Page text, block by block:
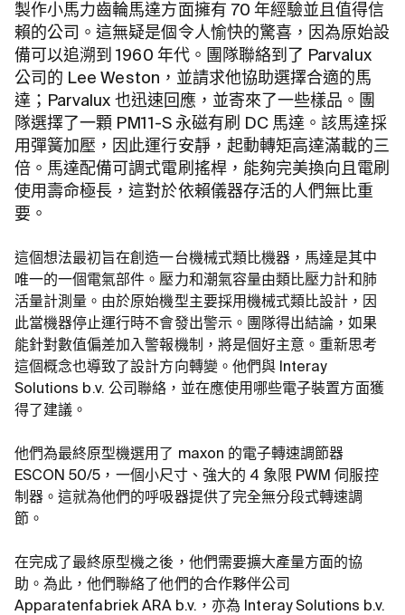
製作小馬力齒輪馬達方面擁有 70 年經驗並且值得信
賴的公司。這無疑是個令人愉快的驚喜，因為原始設
備可以追溯到 1960 年代。團隊聯絡到了 Parvalux
公司的 Lee Weston，並請求他協助選擇合適的馬
達；Parvalux 也迅速回應，並寄來了一些樣品。團
隊選擇了一顆 PM11-S 永磁有刷 DC 馬達。該馬達採
用彈簧加壓，因此運行安靜，起動轉矩高達滿載的三
倍。馬達配備可調式電刷搖桿，能夠完美換向且電刷
使用壽命極長，這對於依賴儀器存活的人們無比重
要。
這個想法最初旨在創造一台機械式類比機器，馬達是其中
唯一的一個電氣部件。壓力和潮氣容量由類比壓力計和肺
活量計測量。由於原始機型主要採用機械式類比設計，因
此當機器停止運行時不會發出警示。團隊得出結論，如果
能針對數值偏差加入警報機制，將是個好主意。重新思考
這個概念也導致了設計方向轉變。他們與 Interay
Solutions b.v. 公司聯絡，並在應使用哪些電子裝置方面獲
得了建議。
他們為最終原型機選用了 maxon 的電子轉速調節器
ESCON 50/5，一個小尺寸、強大的 4 象限 PWM 伺服控
制器。這就為他們的呼吸器提供了完全無分段式轉速調
節。
在完成了最終原型機之後，他們需要擴大產量方面的協
助。為此，他們聯絡了他們的合作夥伴公司
Apparatenfabriek ARA b.v.，亦為 Interay Solutions b.v.